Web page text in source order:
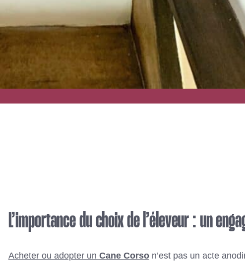
L’importance du choix de l’éleveur : un
Acheter ou adopter un Cane Corson’est pas un acte